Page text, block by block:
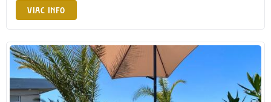
VIAC INFO